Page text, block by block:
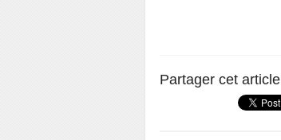
Partager cet article